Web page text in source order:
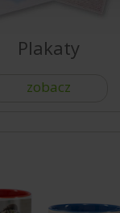
Plakaty
zobacz